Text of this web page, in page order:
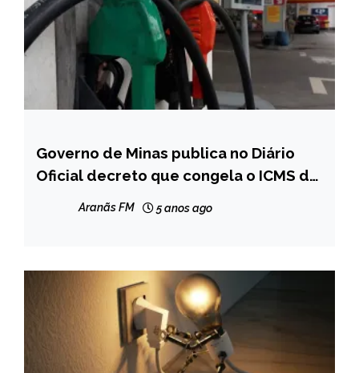
MINAS
GERAIS
NOTÍCIAS
Governo de Minas publica no Diário
Oficial decreto que congela o ICMS do
Aranãs FM 5 anos ago